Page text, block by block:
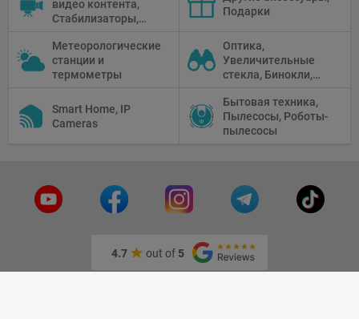
адаптеры
Графические
Планшеты, Бумага
видео контента,
Стабилизаторы,
Мониторы,
Профессиональное
видео
Подарки
Метеорологические
станции и
термометры
Оптика,
Увеличительные
стекла, Бинокли,
Телескопы,
Прицелы,
Микроскопы,
Smart Home, IP
Cameras
Бытовая техника,
Пылесосы, Роботы-
пылесосы
4.7 out of 5